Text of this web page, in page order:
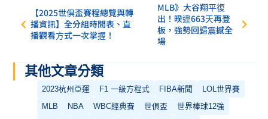
【2025世俱盃賽程總覽與轉
播資訊】全分組時間表、直
播觀看方式一次掌握！
MLB》大谷翔平復
出！暌違663天再登
板，強勢回歸震撼全
場
其他文章分類
2023杭州亞運 F1 一級方程式 FIBA新聞
LOL世界賽
MLB
NBA WBC經典賽 世俱盃
世界棒球12強